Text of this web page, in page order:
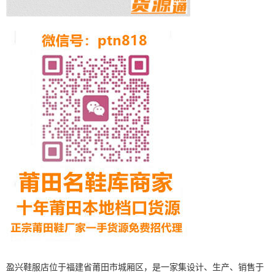
盈兴鞋服店位于福建省莆田市城厢区，是一家集设计、生产、销售于